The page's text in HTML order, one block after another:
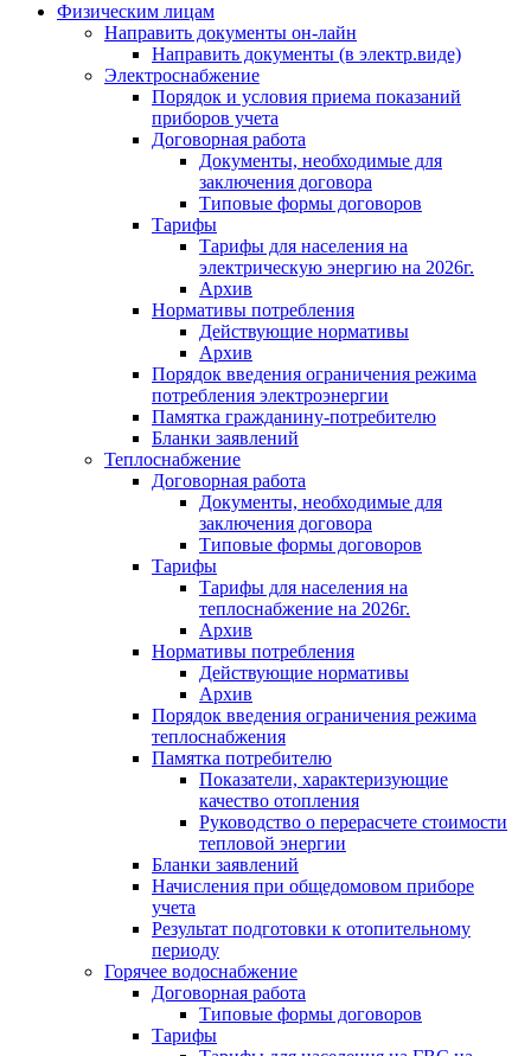
Физическим лицам
Направить документы он-лайн
Направить документы (в электр.виде)
Электроснабжение
Порядок и условия приема показаний
приборов учета
Договорная работа
Документы, необходимые для
заключения договора
Типовые формы договоров
Тарифы
Тарифы для населения на
электрическую энергию на 2026г.
Архив
Нормативы потребления
Действующие нормативы
Архив
Порядок введения ограничения режима
потребления электроэнергии
Памятка гражданину-потребителю
Бланки заявлений
Теплоснабжение
Договорная работа
Документы, необходимые для
заключения договора
Типовые формы договоров
Тарифы
Тарифы для населения на
теплоснабжение на 2026г.
Архив
Нормативы потребления
Действующие нормативы
Архив
Порядок введения ограничения режима
теплоснабжения
Памятка потребителю
Показатели, характеризующие
качество отопления
Руководство о перерасчете стоимости
тепловой энергии
Бланки заявлений
Начисления при общедомовом приборе
учета
Результат подготовки к отопительному
периоду
Горячее водоснабжение
Договорная работа
Типовые формы договоров
Тарифы